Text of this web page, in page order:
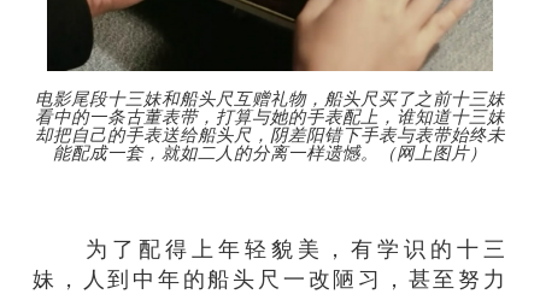
电影尾段十三妹和船头尺互赠礼物，船头尺买了之前十三妹
看中的一条古董表带，打算与她的手表配上，谁知道十三妹
却把自己的手表送给船头尺，阴差阳错下手表与表带始终未
能配成一套，就如二人的分离一样遗憾。（网上图片）
为了配得上年轻貌美，有学识的十三
妹，人到中年的船头尺一改陋习，甚至努力